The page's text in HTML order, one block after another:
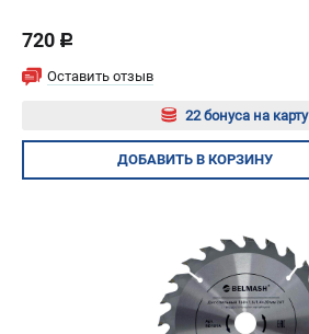
720 c
Оставить отзыв
22 бонуса на карту
Авторизуйтесь
ДОБАВИТЬ В КОРЗИНУ